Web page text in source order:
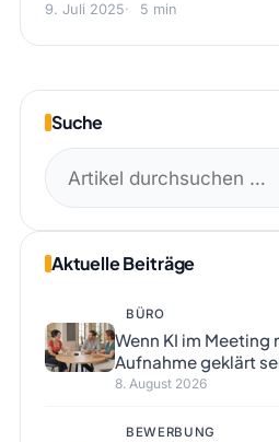
9. Juli 2025 5 min
Suche
Suchen
nach:
Aktuelle Beiträge
BÜRO
Wenn KI im Meeting
Aufnahme geklärt
8. August 2026
BEWERBUNG